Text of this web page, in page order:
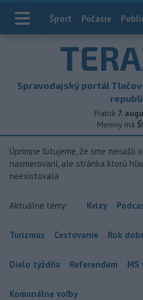
Index
Šport Počasie
Spravodajský portál
Piatok 7.
Meniny má
Úprimne ľutujeme, že sme nenašli
nasmerovaní, ale stránka ktorú
neexistovala
Aktuálne témy: Kvízy
Turizmus Cestovanie Rok
Dielo týždňa Referendum MS
Komunálne voľby